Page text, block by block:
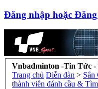
Đăng nhập hoặc
Vnbadminton -Tin Tức
Trang chủ Diễn đàn >
thành viên đánh cầu &